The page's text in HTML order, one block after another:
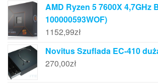
AMD Ryzen 5 7600X 4,7GHz
100000593WOF)
1152,99zł
Novitus Szuflada EC-410
270,00zł